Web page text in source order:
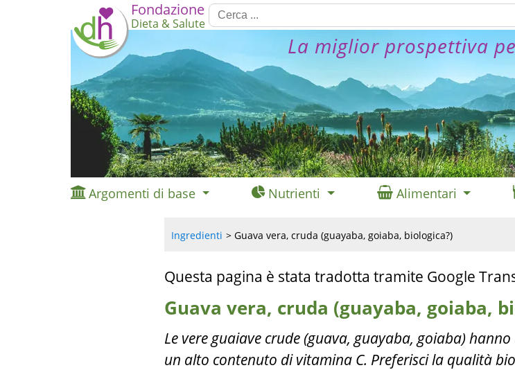
Fondazione
Dieta & Salute
La miglior prospettiva
Argomenti di base Nutrienti Alimentari
Ingredienti Guava vera, cruda (guayaba, goiaba, biologica?)
Questa pagina è stata tradotta tramite Google
Guava vera, cruda (guayaba, goiaba,
Le vere guaiave crude (guava, guayaba, goiaba)
un alto contenuto di vitamina C. Preferisci la qualità